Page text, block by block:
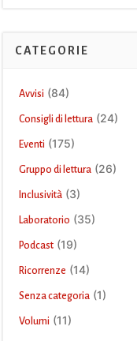
CATEGORIE
Avvisi (84)
Consigli di lettura (24)
Eventi (175)
Gruppo di lettura (26)
Inclusività (3)
Laboratorio (35)
Podcast (19)
Ricorrenze (14)
Senza categoria (1)
Volumi (11)